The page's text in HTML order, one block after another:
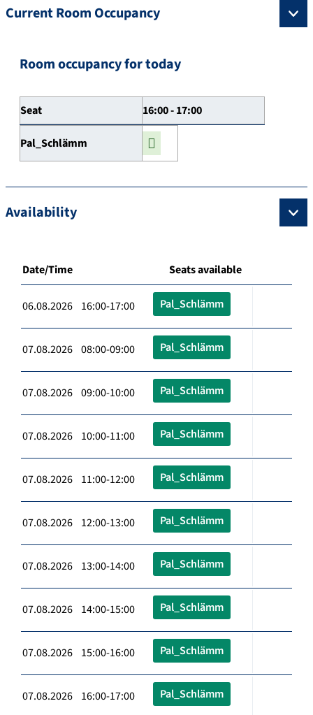
Current Room Occupancy
Room occupancy for today
Seat 16:00 - 17:00
Pal_Schlämm
Availability
Date/Time Seats available
06.08.2026 16:00-17:00 Pal_Schlämm
07.08.2026 08:00-09:00 Pal_Schlämm
07.08.2026 09:00-10:00 Pal_Schlämm
07.08.2026 10:00-11:00 Pal_Schlämm
07.08.2026 11:00-12:00 Pal_Schlämm
07.08.2026 12:00-13:00 Pal_Schlämm
07.08.2026 13:00-14:00 Pal_Schlämm
07.08.2026 14:00-15:00 Pal_Schlämm
07.08.2026 15:00-16:00 Pal_Schlämm
07.08.2026 16:00-17:00 Pal_Schlämm